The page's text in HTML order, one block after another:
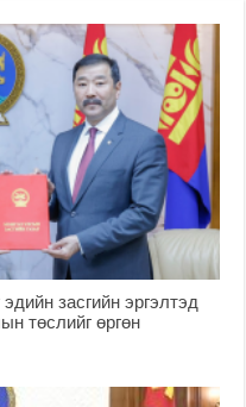
засгийн эргэлтэд
төслийг өргөн